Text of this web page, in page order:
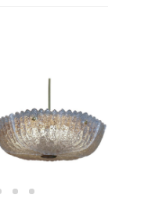
ORREFORS SUÈDE, 1950